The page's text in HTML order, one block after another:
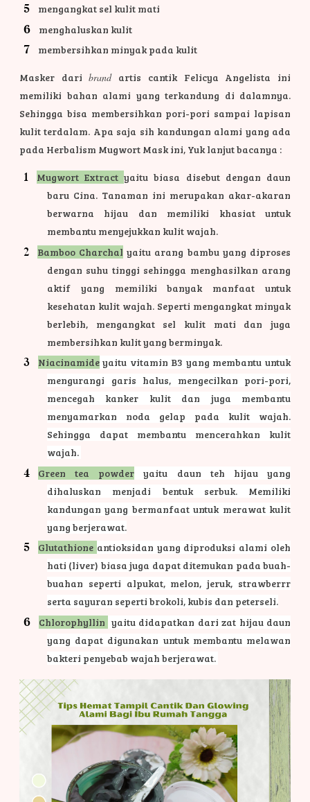
mengangkat sel kulit mati
menghaluskan kulit
membersihkan minyak pada kulit
Masker daribrandartis cantik Felicya Angelista ini
memiliki bahan alami yang terkandung di dalamnya.
Sehingga bisa membersihkan pori-pori sampai lapisan
kulit terdalam. Apa saja sih kandungan alami yang ada
pada Herbalism Mugwort Mask ini, Yuk lanjut bacanya :
Mugwort Extractyaitu biasa disebut dengan daun
baru Cina. Tanaman ini merupakan akar-akaran
berwarna hijau dan memiliki khasiat untuk
membantu menyejukkan kulit wajah.
Bamboo Charchal yaitu arang bambu yang diproses
dengan suhu tinggi sehingga menghasilkan arang
aktif yang memiliki banyak manfaat untuk
kesehatan kulit wajah. Seperti mengangkat minyak
berlebih, mengangkat sel kulit mati dan juga
membersihkan kulit yang berminyak.
Niacinamideyaitu vitamin B3 yang membantu untuk
mengurangi garis halus, mengecilkan pori-pori,
mencegah kanker kulit dan juga membantu
menyamarkan noda gelap pada kulit wajah.
Sehingga dapat membantu mencerahkan kulit
wajah.
Green tea powder yaitu daun teh hijau yang
dihaluskan menjadi bentuk serbuk. Memiliki
kandungan yang bermanfaat untuk merawat kulit
yang berjerawat.
Glutathione antioksidan yang diproduksi alami oleh
hati (liver) biasa juga dapat ditemukan pada buah-
buahan seperti alpukat, melon, jeruk, strawberrr
serta sayuran seperti brokoli, kubis dan peterseli.
Chlorophyllin yaitu didapatkan dari zat hijau daun
yang dapat digunakan untuk membantu melawan
bakteri penyebab wajah berjerawat.